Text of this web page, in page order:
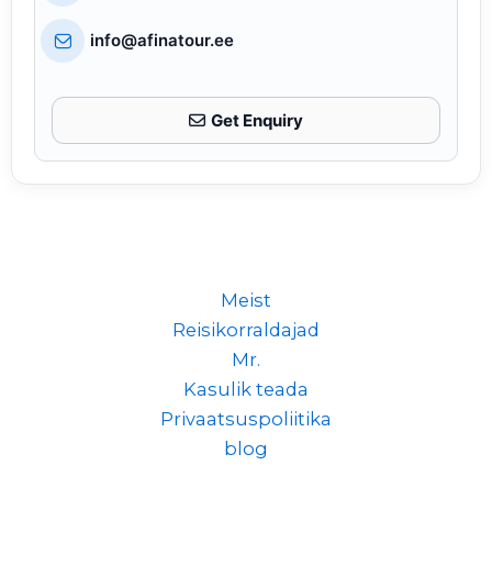
info@afinatour.ee
Get Enquiry
Meist
Reisikorraldajad
Mr.
Kasulik teada
Privaatsuspoliitika
blog